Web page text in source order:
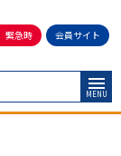
緊急時 会員サイト
MENU